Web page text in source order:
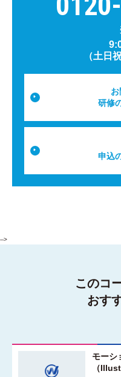
（土日
お
研修
申込
-->
このコ
おす
モーシ
（